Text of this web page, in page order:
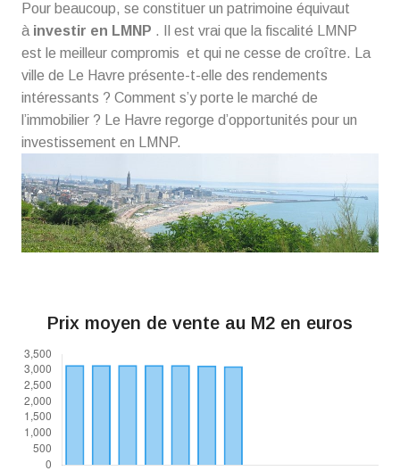
Pour beaucoup, se constituer un patrimoine équivaut
à investir en LMNP . Il est vrai que la fiscalité LMNP
est le meilleur compromis et qui ne cesse de croître. La
ville de Le Havre présente-t-elle des rendements
intéressants ? Comment s’y porte le marché de
l’immobilier ? Le Havre regorge d’opportunités pour un
investissement en LMNP.
Prix moyen de vente au M2 en euros